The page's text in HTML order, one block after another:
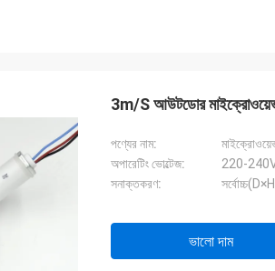
3m/S আউটডোর
পণ্যের নাম:
অপারেটিং ভোল্টেজ:
220-
সনাক্তকরণ:
ভালো দাম